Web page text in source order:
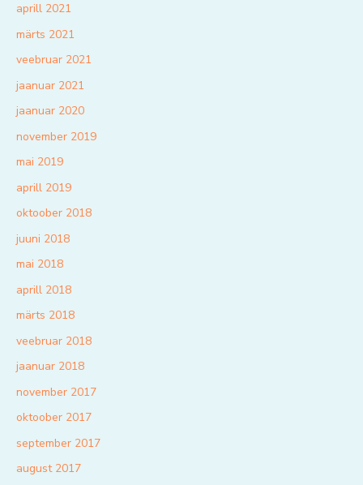
aprill 2021
märts 2021
veebruar 2021
jaanuar 2021
jaanuar 2020
november 2019
mai 2019
aprill 2019
oktoober 2018
juuni 2018
mai 2018
aprill 2018
märts 2018
veebruar 2018
jaanuar 2018
november 2017
oktoober 2017
september 2017
august 2017